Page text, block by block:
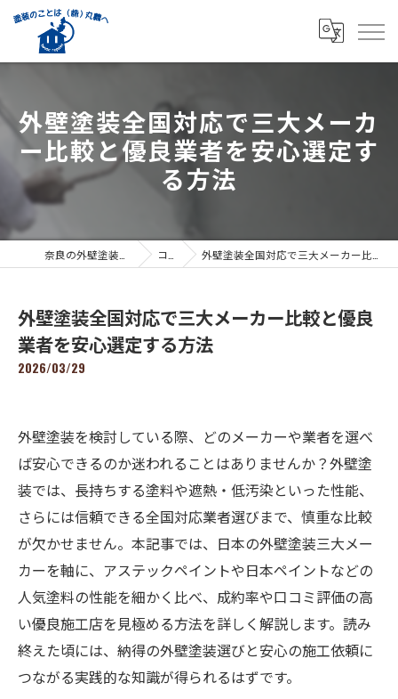
外壁塗装全国対応で三大メーカ
ー比較と優良業者を安心選定す
る方法
コラム 外壁塗装全国対応で三大メーカー比較と優良業者を安心選定する方法
外壁塗装全国対応で三大メーカー比較と優良
業者を安心選定する方法
2026/03/29
外壁塗装を検討している際、どのメーカーや業者を選べ
ば安心できるのか迷われることはありませんか？外壁塗
装では、長持ちする塗料や遮熱・低汚染といった性能、
さらには信頼できる全国対応業者選びまで、慎重な比較
が欠かせません。本記事では、日本の外壁塗装三大メー
カーを軸に、アステックペイントや日本ペイントなどの
人気塗料の性能を細かく比べ、成約率や口コミ評価の高
い優良施工店を見極める方法を詳しく解説します。読み
終えた頃には、納得の外壁塗装選びと安心の施工依頼に
つながる実践的な知識が得られるはずです。